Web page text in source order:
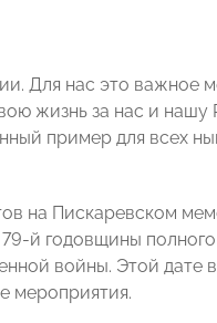
Для нас это важное
жизнь за нас и нашу
пример для всех
на Пискаревском
й годовщины
войны. Этой дате
мероприятия.